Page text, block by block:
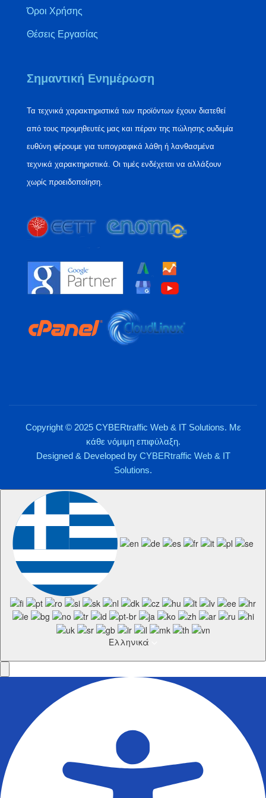
Όροι Χρήσης
Θέσεις Εργασίας
Σημαντική Ενημέρωση
Τα τεχνικά χαρακτηριστικά των προϊόντων έχουν διατεθεί
από τους προμηθευτές μας και πέραν της πώλησης ουδεμία
ευθύνη φέρουμε για τυπογραφικά λάθη ή λανθασμένα
τεχνικά χαρακτηριστικά. Οι τιμές ενδέχεται να αλλάξουν
χωρίς προειδοποίηση.
Copyright © 2025 CYBERtraffic Web & IT Solutions. Με
κάθε νόμιμη επιφύλαξη.
Designed & Developed by CYBERtraffic Web & IT
Solutions.
Ελληνικά